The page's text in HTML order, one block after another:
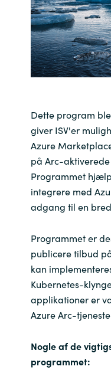
Kontakt os
Dette program
giver ISV'er
Azure
på Arc-
Programmet
integrere med
adgang til en
Programmet er
publicere tilbud
kan
Kubernetes-
applikationer er
Azure Arc-
Nogle af de
programmet: